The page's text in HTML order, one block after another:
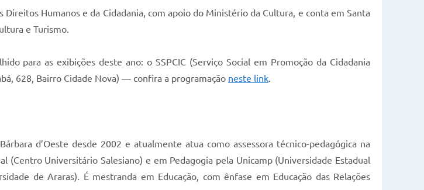
Humanos e da Cidadania, com apoio do Ministério da Cultura, e conta em Santa
e Turismo.
para as exibições deste ano: o SSPCIC (Serviço Social em Promoção da Cidadania
628, Bairro Cidade Nova) — confira a programação neste link.
d’Oeste desde 2002 e atualmente atua como assessora técnico-pedagógica na
(Centro Universitário Salesiano) e em Pedagogia pela Unicamp (Universidade Estadual
de Araras). É mestranda em Educação, com ênfase em Educação das Relações